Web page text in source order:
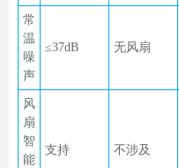
常
温
噪
声
≤37dB 无风扇
风
扇
智
能
支持 不涉及